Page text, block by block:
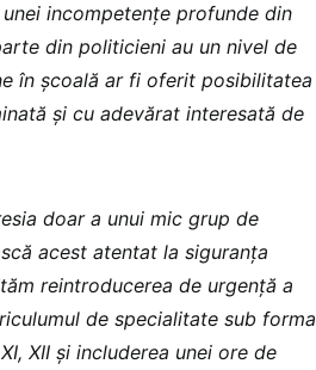
incompetențe profunde din
din politicieni au un nivel de
în școală ar fi oferit posibilitatea
și cu adevărat interesată de
doar a unui mic grup de
acest atentat la siguranța
reintroducerea de urgență a
de specialitate sub forma
XII și includerea unei ore de